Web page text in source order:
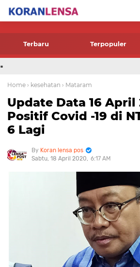
-->
Terbaru Terpopuler
.
Home › kesehatan › Mataram
Update Data 16 April
Positif Covid -19 di
6 Lagi
Koran lensa pos
Sabtu, 18 April 2020
6:17 AM